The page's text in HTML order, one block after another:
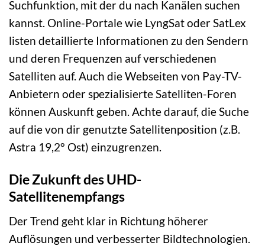
Suchfunktion, mit der du nach Kanälen suchen
kannst. Online-Portale wie LyngSat oder SatLex
listen detaillierte Informationen zu den Sendern
und deren Frequenzen auf verschiedenen
Satelliten auf. Auch die Webseiten von Pay-TV-
Anbietern oder spezialisierte Satelliten-Foren
können Auskunft geben. Achte darauf, die Suche
auf die von dir genutzte Satellitenposition (z.B.
Astra 19,2° Ost) einzugrenzen.
Die Zukunft des UHD-
Satellitenempfangs
Der Trend geht klar in Richtung höherer
Auflösungen und verbesserter Bildtechnologien.